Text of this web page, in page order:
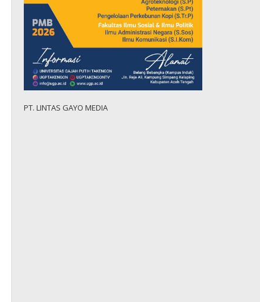
PT. LINTAS GAYO MEDIA